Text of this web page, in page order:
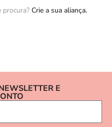
procura? Crie a sua aliança.
E